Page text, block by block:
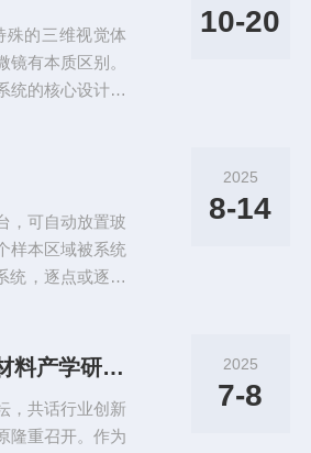
殊的三维视觉体
有本质区别。
统的核心设计，
从略微不同的
10-20
，可自动放置玻
样本区域被系统
统，逐点或逐行
。该过程需依
2025
8-14
北京瑞科中仪受邀参加太原第五届高分子材料产学研论坛
，共话行业创新
隆重召开。作为
2025
7-8